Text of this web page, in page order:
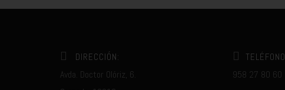
DIRECCIÓN:
Avda. Doctor Olóriz, 6.
TELÉFONO
958 27 80 60